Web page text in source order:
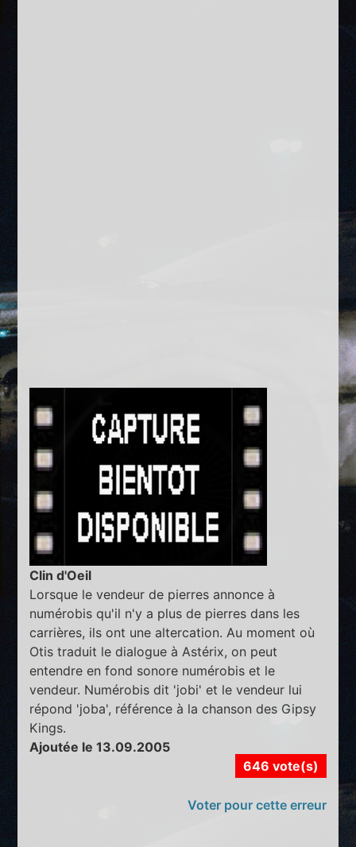
Clin d'Oeil
Lorsque le vendeur de pierres annonce à
numérobis qu'il n'y a plus de pierres dans les
carrières, ils ont une altercation. Au moment où
Otis traduit le dialogue à Astérix, on peut
entendre en fond sonore numérobis et le
vendeur. Numérobis dit 'jobi' et le vendeur lui
répond 'joba', référence à la chanson des Gipsy
Kings.
Ajoutée le 13.09.2005
646 vote(s)
Voter pour cette erreur